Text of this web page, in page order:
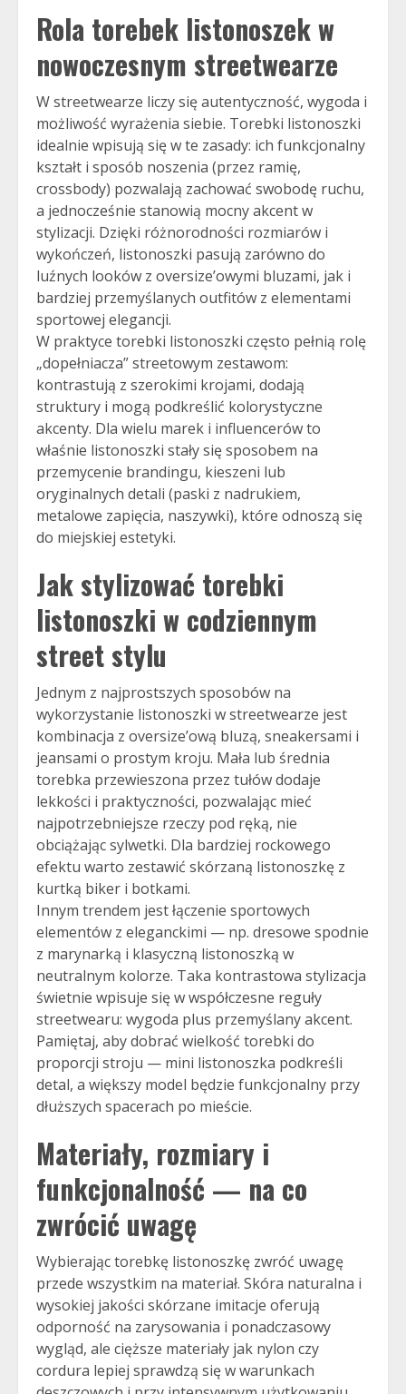
Rola torebek listonoszek w
nowoczesnym streetwearze
W streetwearze liczy się autentyczność, wygoda i
możliwość wyrażenia siebie. Torebki listonoszki
idealnie wpisują się w te zasady: ich funkcjonalny
kształt i sposób noszenia (przez ramię,
crossbody) pozwalają zachować swobodę ruchu,
a jednocześnie stanowią mocny akcent w
stylizacji. Dzięki różnorodności rozmiarów i
wykończeń, listonoszki pasują zarówno do
luźnych looków z oversize’owymi bluzami, jak i
bardziej przemyślanych outfitów z elementami
sportowej elegancji.
W praktyce torebki listonoszki często pełnią rolę
„dopełniacza” streetowym zestawom:
kontrastują z szerokimi krojami, dodają
struktury i mogą podkreślić kolorystyczne
akcenty. Dla wielu marek i influencerów to
właśnie listonoszki stały się sposobem na
przemycenie brandingu, kieszeni lub
oryginalnych detali (paski z nadrukiem,
metalowe zapięcia, naszywki), które odnoszą się
do miejskiej estetyki.
Jak stylizować torebki
listonoszki w codziennym
street stylu
Jednym z najprostszych sposobów na
wykorzystanie listonoszki w streetwearze jest
kombinacja z oversize’ową bluzą, sneakersami i
jeansami o prostym kroju. Mała lub średnia
torebka przewieszona przez tułów dodaje
lekkości i praktyczności, pozwalając mieć
najpotrzebniejsze rzeczy pod ręką, nie
obciążając sylwetki. Dla bardziej rockowego
efektu warto zestawić skórzaną listonoszkę z
kurtką biker i botkami.
Innym trendem jest łączenie sportowych
elementów z eleganckimi — np. dresowe spodnie
z marynarką i klasyczną listonoszką w
neutralnym kolorze. Taka kontrastowa stylizacja
świetnie wpisuje się w współczesne reguły
streetwearu: wygoda plus przemyślany akcent.
Pamiętaj, aby dobrać wielkość torebki do
proporcji stroju — mini listonoszka podkreśli
detal, a większy model będzie funkcjonalny przy
dłuższych spacerach po mieście.
Materiały, rozmiary i
funkcjonalność — na co
zwrócić uwagę
Wybierając torebkę listonoszkę zwróć uwagę
przede wszystkim na materiał. Skóra naturalna i
wysokiej jakości skórzane imitacje oferują
odporność na zarysowania i ponadczasowy
wygląd, ale cięższe materiały jak nylon czy
cordura lepiej sprawdzą się w warunkach